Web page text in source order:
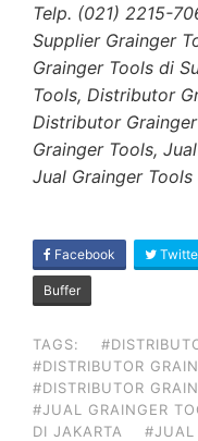
Telp. (021) 2215-
Supplier Grainger
Grainger Tools di
Tools, Distributor
Distributor
Grainger Tools,
Jual Grainger
SHARE
ON
Facebook
Buffer
TAGS:
#DISTRIBUTOR
#DISTRIBUTOR
#JUAL GRAINGER
DI JAKARTA
#JUAL